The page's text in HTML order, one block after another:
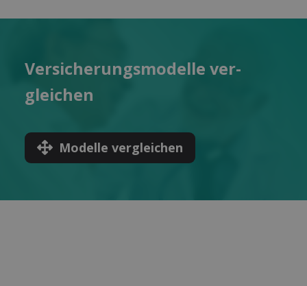
Versicherungs­modelle ver­
gleichen
Modelle ver­gleichen